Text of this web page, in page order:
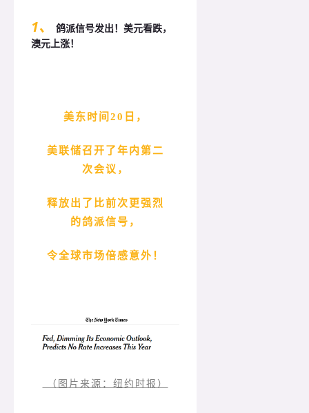
1、
鸽派信号发出！美元看跌，
澳元上涨！
美东时间20日，
美联储召开了年内第二
次会议，
释放出了比前次更强烈
的鸽派信号，
令全球市场倍感意外！
（图片来源：纽约时报）